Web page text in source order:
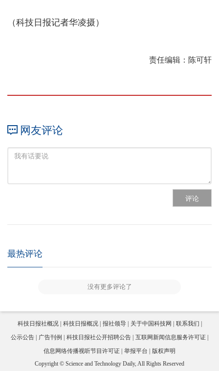
（科技日报记者华凌摄）
责任编辑：陈可轩
网友评论
评论
最热评论
没有更多评论了
科技日报社概况 科技日报概况 报社领导 关于中国科技网
联系我们
公示公告
广告刊例 科技日报社公开招聘公告
互联网新闻信息服务许可证
信息网络传播视听节目许可证
举报平台
版权声明
Copyright © Science and Technology Daily, All Rights Reserved